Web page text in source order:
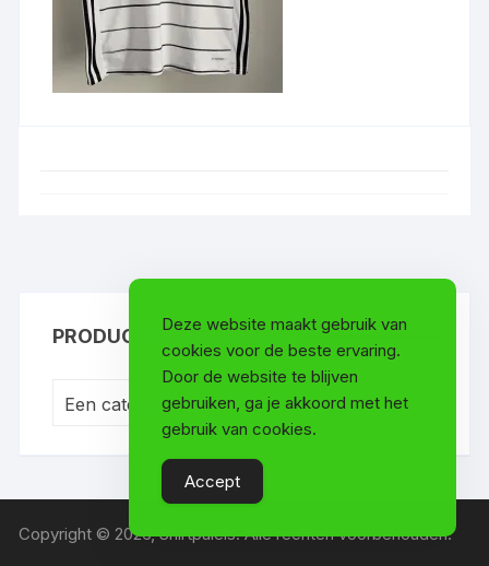
PRODUCTCATEGORIEËN
Een categorie selecteren
Copyright © 2026, Shirtpaleis. Alle rechten voorbehouden.
Deze website maakt gebruik van
cookies voor de beste ervaring.
Door de website te blijven
gebruiken, ga je akkoord met het
gebruik van cookies.
Accept